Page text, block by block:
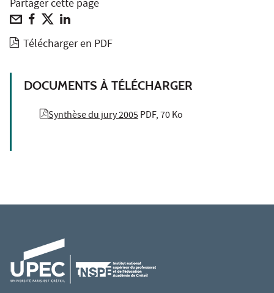
Partager cette page
Télécharger en PDF
DOCUMENTS À TÉLÉCHARGER
Synthèse du jury 2005PDF, 70 Ko